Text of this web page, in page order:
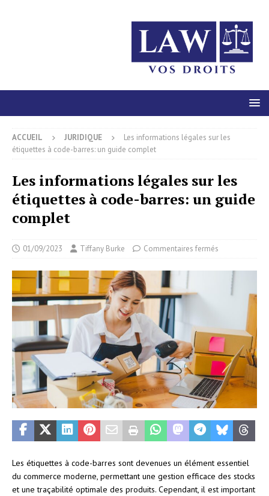
ACCUEIL JURIDIQUE
Les informations légales sur les
étiquettes à code-barres: un guide complet
Les informations légales sur les
étiquettes à code-barres: un guide
complet
01/09/2023 Tiffany Burke Commentaires fermés
Les étiquettes à code-barres sont devenues un élément essentiel
du commerce moderne, permettant une gestion efficace des stocks
et une traçabilité optimale des produits. Cependant, il est important